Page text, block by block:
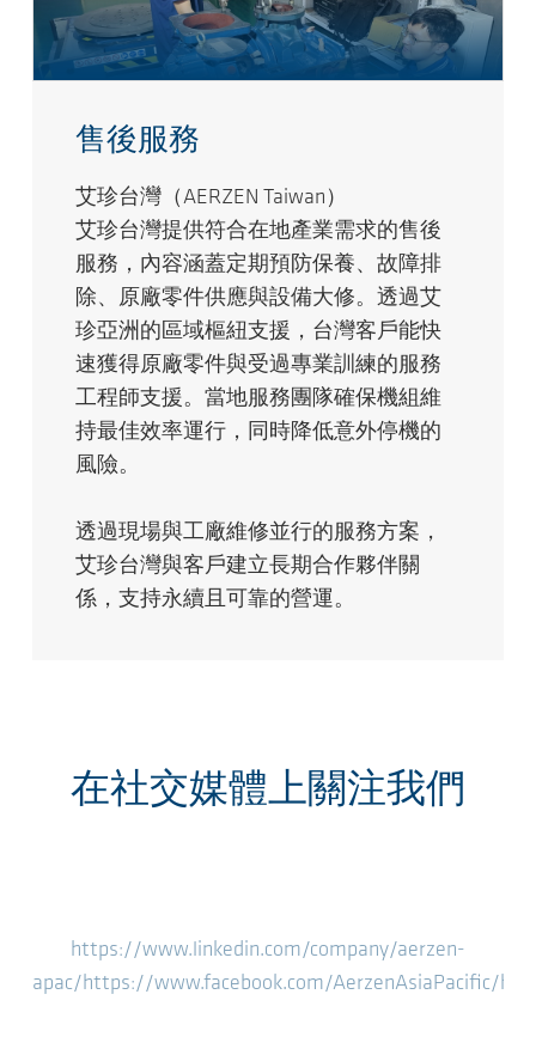
售後服務
艾珍台灣（AERZEN Taiwan）
艾珍台灣提供符合在地產業需求的售後
服務，內容涵蓋定期預防保養、故障排
除、原廠零件供應與設備大修。透過艾
珍亞洲的區域樞紐支援，台灣客戶能快
速獲得原廠零件與受過專業訓練的服務
工程師支援。當地服務團隊確保機組維
持最佳效率運行，同時降低意外停機的
風險。
透過現場與工廠維修並行的服務方案，
艾珍台灣與客戶建立長期合作夥伴關
係，支持永續且可靠的營運。
在社交媒體上關注我們
https://www.linkedin.com/company/aerzen-
apac/https://www.facebook.com/AerzenAsiaPacific/